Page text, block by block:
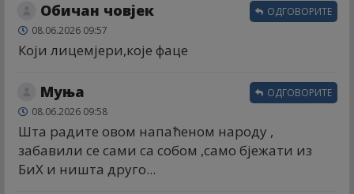
Обичан човјек
08.06.2026 09:57
Који лицемјери,које фаце
ОДГОВОРИТЕ
Муња
08.06.2026 09:58
Шта радите овом напаћеном народу ,
забавили се сами са собом ,само бјежати из
БиХ и ништа друго...
ОДГОВОРИТЕ